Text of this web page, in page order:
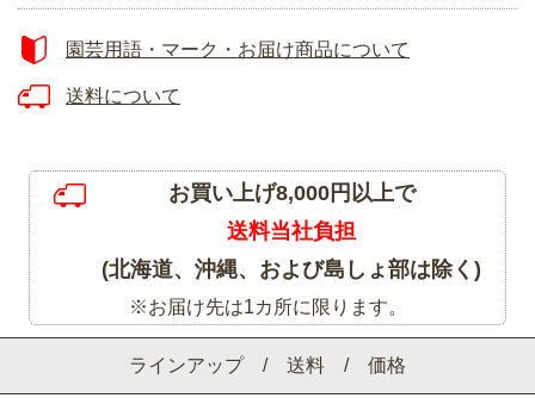
ラインアップ / 送料 / 価格
園芸用語・マーク・お届け商品について
送料について
お買い上げ8,000円以上で
送料当社負担
(北海道、沖縄、および島しょ部は除く)
※お届け先は1カ所に限ります。